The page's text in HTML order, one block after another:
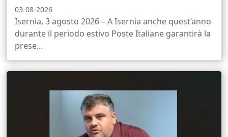
03-08-2026
Isernia, 3 agosto 2026 – A Isernia anche quest’anno
durante il periodo estivo Poste Italiane garantirà la
prese...